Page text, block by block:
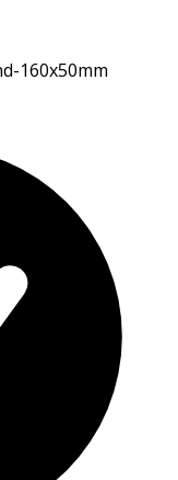
160x50mm